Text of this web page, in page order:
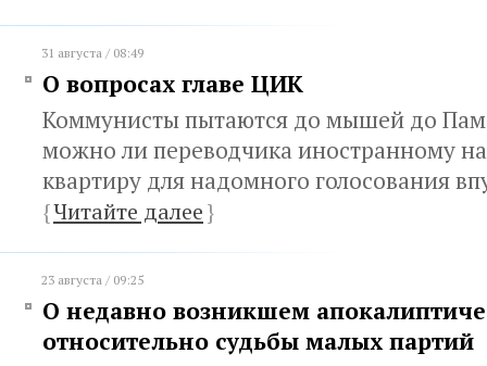
31 августа / 08:49
О вопросах главе ЦИК
Коммунисты пытаются до мышей до
можно ли переводчика иностранному
квартиру для надомного голосования
{Читайте далее}
23 августа / 09:25
О недавно возникшем
относительно судьбы малых партий